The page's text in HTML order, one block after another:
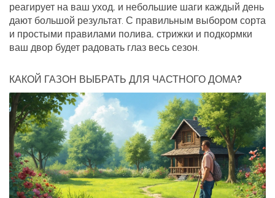
реагирует на ваш уход, и небольшие шаги каждый день
дают большой результат. С правильным выбором сорта
и простыми правилами полива, стрижки и подкормки
ваш двор будет радовать глаз весь сезон.
КАКОЙ ГАЗОН ВЫБРАТЬ ДЛЯ ЧАСТНОГО ДОМА?